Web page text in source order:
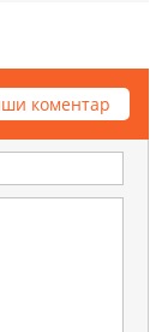
коментар